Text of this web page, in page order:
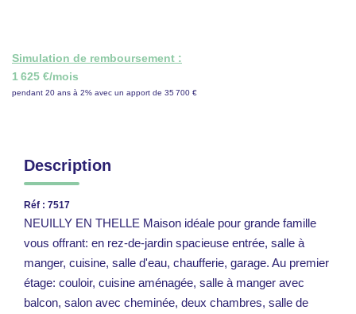
Simulation de remboursement :
1 625 €/mois
pendant 20 ans à 2% avec un apport de 35 700 €
Description
Réf : 7517
NEUILLY EN THELLE Maison idéale pour grande famille
vous offrant: en rez-de-jardin spacieuse entrée, salle à
manger, cuisine, salle d'eau, chaufferie, garage. Au premier
étage: couloir, cuisine aménagée, salle à manger avec
balcon, salon avec cheminée, deux chambres, salle de